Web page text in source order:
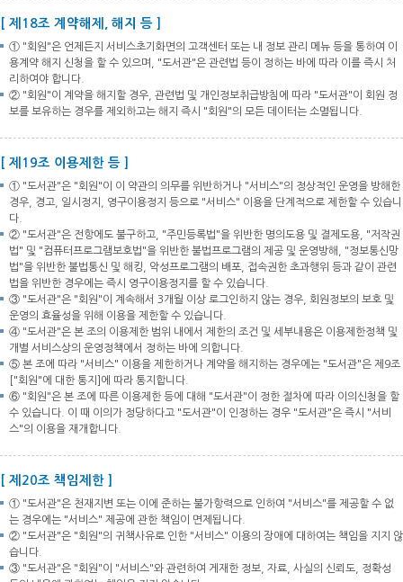
[ 제18조 계약해제, 해지 등 ]
① "회원"은 언제든지 서비스초기화면의 고객센터 또는 내 정보 관리 메뉴 등을 통하여 이
용계약 해지 신청을 할 수 있으며, "도서관"은 관련법 등이 정하는 바에 따라 이를 즉시 처
리하여야 합니다.
② "회원"이 계약을 해지할 경우, 관련법 및 개인정보취급방침에 따라 "도서관"이 회원 정
보를 보유하는 경우를 제외하고는 해지 즉시 "회원"의 모든 데이터는 소멸됩니다.
[ 제19조 이용제한 등 ]
① "도서관"은 "회원"이 이 약관의 의무를 위반하거나 "서비스"의 정상적인 운영을 방해한
경우, 경고, 일시정지, 영구이용정지 등으로 "서비스" 이용을 단계적으로 제한할 수 있습니
다.
② "도서관"은 전항에도 불구하고, "주민등록법"을 위반한 명의도용 및 결제도용, "저작권
법" 및 "컴퓨터프로그램보호법"을 위반한 불법프로그램의 제공 및 운영방해, "정보통신망
법"을 위반한 불법통신 및 해킹, 악성프로그램의 배포, 접속권한 초과행위 등과 같이 관련
법을 위반한 경우에는 즉시 영구이용정지를 할 수 있습니다.
③ "도서관"은 "회원"이 계속해서 3개월 이상 로그인하지 않는 경우, 회원정보의 보호 및
운영의 효율성을 위해 이용을 제한할 수 있습니다.
④ "도서관"은 본 조의 이용제한 범위 내에서 제한의 조건 및 세부내용은 이용제한정책 및
개별 서비스상의 운영정책에서 정하는 바에 의합니다.
⑤ 본 조에 따라 "서비스" 이용을 제한하거나 계약을 해지하는 경우에는 "도서관"은 제9조
["회원"에 대한 통지]에 따라 통지합니다.
⑥ "회원"은 본 조에 따른 이용제한 등에 대해 "도서관"이 정한 절차에 따라 이의신청을 할
수 있습니다. 이 때 이의가 정당하다고 "도서관"이 인정하는 경우 "도서관"은 즉시 "서비
스"의 이용을 재개합니다.
[ 제20조 책임제한 ]
① "도서관"은 천재지변 또는 이에 준하는 불가항력으로 인하여 "서비스"를 제공할 수 없
는 경우에는 "서비스" 제공에 관한 책임이 면제됩니다.
② "도서관"은 "회원"의 귀책사유로 인한 "서비스" 이용의 장애에 대하여는 책임을 지지 않
습니다.
③ "도서관"은 "회원"이 "서비스"와 관련하여 게재한 정보, 자료, 사실의 신뢰도, 정확성